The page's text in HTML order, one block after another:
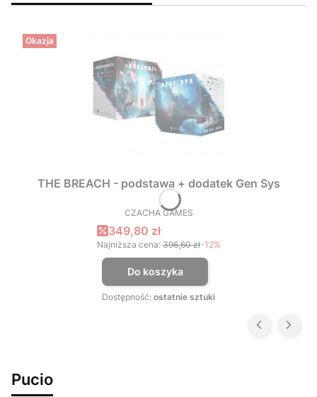
Okazja
THE BREACH - podstawa + dodatek Gen Sys
PRODUCENT
CZACHA GAMES
Cena promocyjna
349,80 zł
Najniższa cena: 396,60 zł-12%
Do koszyka
Dostępność: ostatnie sztuki
Pucio